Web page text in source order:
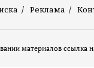
Реклама
материалов ссылка